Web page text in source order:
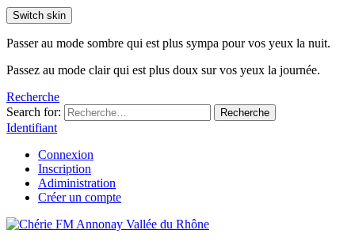
Switch skin
Passer au mode sombre qui est plus sympa pour vos yeux la nuit.
Passez au mode clair qui est plus doux sur vos yeux la journée.
Recherche
Search for:
Recherche
Identifiant
Connexion
Inscription
Adiministration
Créer un compte